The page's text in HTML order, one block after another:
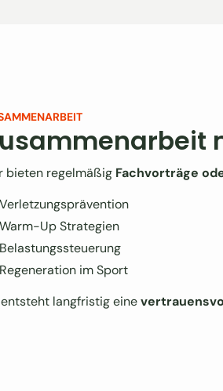
bieten regelmäßig Fachvorträge
Verletzungsprävention
Warm-Up Strategien
Belastungssteuerung
Regeneration im Sport
entsteht langfristig eine